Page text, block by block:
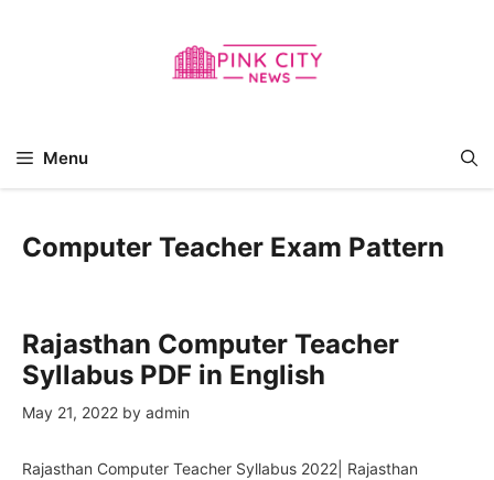
Menu
Computer Teacher Exam Pattern
Rajasthan Computer Teacher
Syllabus PDF in English
May 21, 2022 by admin
Rajasthan Computer Teacher Syllabus 2022| Rajasthan